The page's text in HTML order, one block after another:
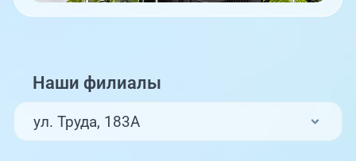
Наши филиалы
ул. Труда, 183А